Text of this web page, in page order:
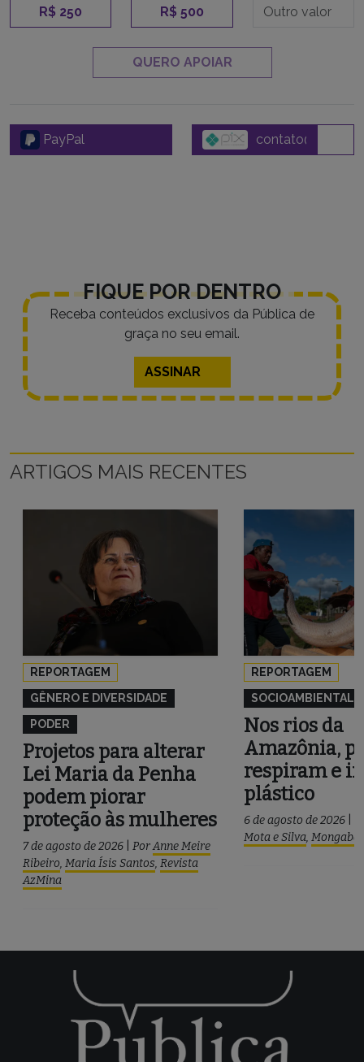
R$ 250 R$ 500
QUERO APOIAR
PayPal
FIQUE POR DENTRO
Receba conteúdos exclusivos da Pública de
graça no seu email.
ASSINAR
ARTIGOS MAIS RECENTES
REPORTAGEM
GÊNERO E DIVERSIDADE
PODER
Projetos para alterar
Lei Maria da Penha
podem piorar
proteção às mulheres
7 de agosto de 2026 PorAnne Meire
Ribeiro, Maria Ísis Santos, Revista
AzMina
REPORTAGEM
SOCIOAMBIENTAL
Nos rios da
Amazônia,
respiram e
plástico
6 de agosto de 2026
Mota e Silva,